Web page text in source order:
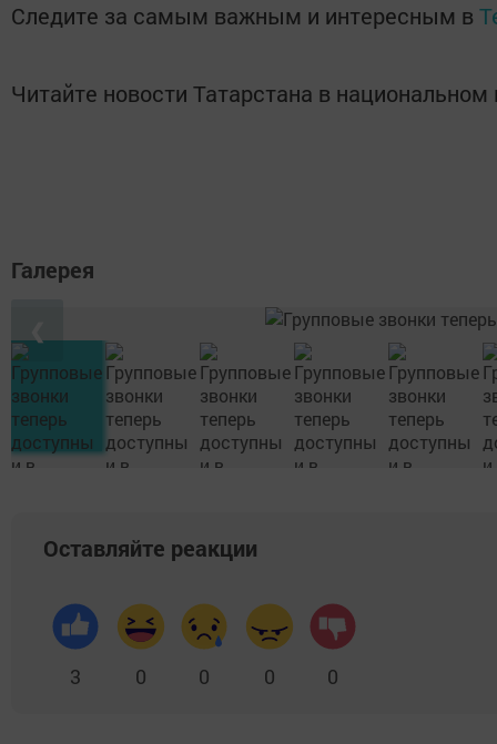
Следите за самым важным и интересным в
Читайте новости Татарстана в
Галерея
Оставляйте реакции
3 0 0 0 0